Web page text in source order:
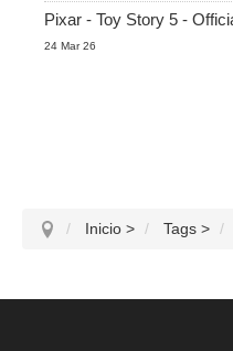
Pixar - Toy Story 5 -
24 Mar 26
Inicio > Tags >